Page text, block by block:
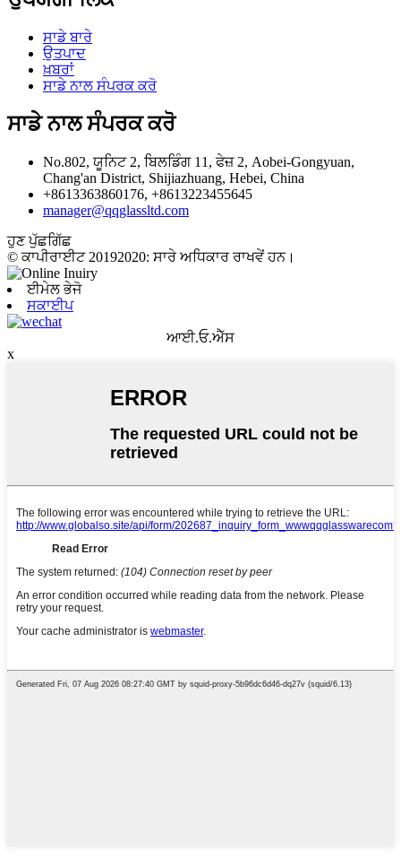
ਸਾਡੇ ਬਾਰੇ
ਉਤਪਾਦ
ਖ਼ਬਰਾਂ
ਸਾਡੇ ਨਾਲ ਸੰਪਰਕ ਕਰੋ
ਸਾਡੇ ਨਾਲ ਸੰਪਰਕ ਕਰੋ
No.802, ਯੂਨਿਟ 2, ਬਿਲਡਿੰਗ 11, ਫੇਜ਼ 2, Aobei-Gongyuan,
Chang'an District, Shijiazhuang, Hebei, China
+8613363860176, +8613223455645
manager@qqglassltd.com
ਹੁਣ ਪੁੱਛਗਿੱਛ
© ਕਾਪੀਰਾਈਟ 20192020: ਸਾਰੇ ਅਧਿਕਾਰ ਰਾਖਵੇਂ ਹਨ।
ਈਮੇਲ ਭੇਜੋ
ਸਕਾਈਪ
ਆਈ.ਓ.ਐੱਸ
x